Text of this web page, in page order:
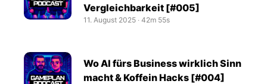
Vergleichbarkeit [#005]
11. August 2025 ‧ 42m 55s
Wo AI fürs Business wirklich Sinn
macht & Koffein Hacks [#004]